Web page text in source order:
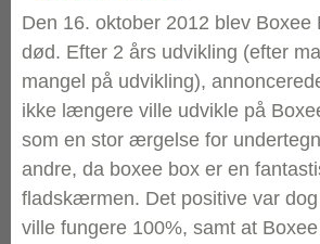
Den 16. oktober 2012 blev
død. Efter 2 års udvikling (efter
mangel på udvikling),
ikke længere ville udvikle på
som en stor ærgelse for
andre, da boxee box er en
fladskærmen. Det positive var
ville fungere 100%, samt at